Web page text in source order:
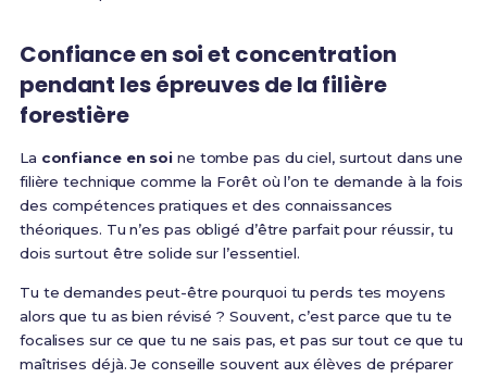
Confiance en soi et concentration
pendant les épreuves de la filière
forestière
La confiance en soi ne tombe pas du ciel, surtout dans une
filière technique comme la Forêt où l’on te demande à la fois
des compétences pratiques et des connaissances
théoriques. Tu n’es pas obligé d’être parfait pour réussir, tu
dois surtout être solide sur l’essentiel.
Tu te demandes peut-être pourquoi tu perds tes moyens
alors que tu as bien révisé ? Souvent, c’est parce que tu te
focalises sur ce que tu ne sais pas, et pas sur tout ce que tu
maîtrises déjà. Je conseille souvent aux élèves de préparer